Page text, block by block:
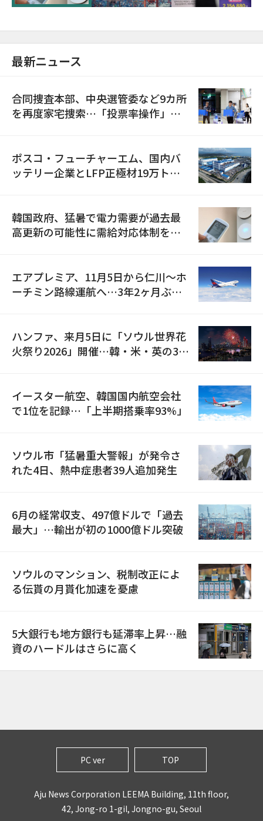
最新ニュース
合同捜査本部、中央選管委など9カ所
を再度家宅捜索…「投票率操作」の
ポスコ・フューチャーエム、国内バ
ッテリー企業とLFP正極材19万トン
韓国政府、猛暑で電力需要が過去最
高更新の可能性に需給対応体制を点
エアプレミア、11月5日から仁川〜ホ
ーチミン路線運航へ…3年2ヶ月ぶり
ハンファ、来月5日に「ソウル世界花
火祭り2026」開催…韓・米・英の3カ
イースター航空、韓国国内航空会社
で1位を記録…「上半期搭乗率93%」
ソウル市「猛暑重大警報」が発令さ
れた4日、熱中症患者39人追加発生
6月の経常収支、497億ドルで「過去
最大」…輸出が初の1000億ドル突破
ソウルのマンション、税制改正によ
る伝貰の月貰化加速を憂慮
5大銀行も地方銀行も延滞率上昇…融
資のハードルはさらに高く
PC ver TOP
Aju News Corporation LEEMA Building, 11th floor,
42, Jong-ro 1-gil, Jongno-gu, Seoul